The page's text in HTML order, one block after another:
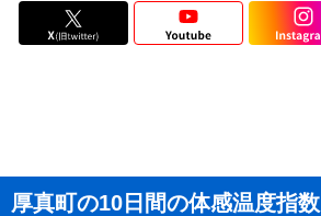
厚真町の10日間の体感温度指数